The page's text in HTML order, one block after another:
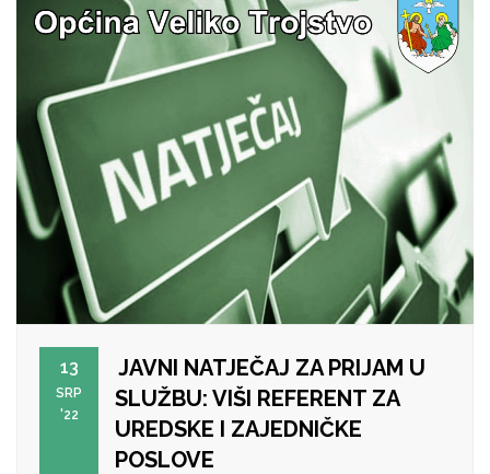
13
SRP
'22
JAVNI NATJEČAJ ZA PRIJAM U
SLUŽBU: VIŠI REFERENT ZA
UREDSKE I ZAJEDNIČKE
POSLOVE